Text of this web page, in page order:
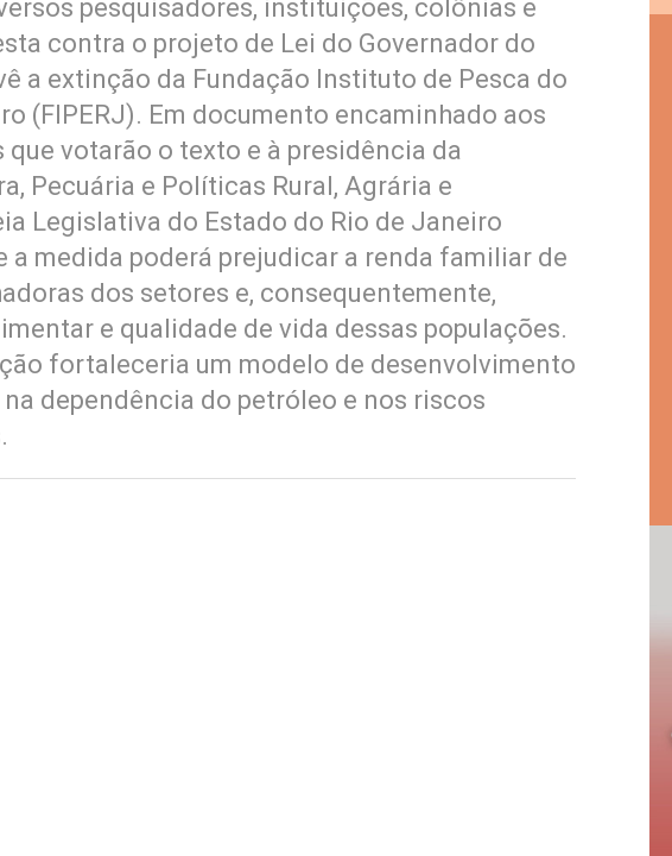
pesquisadores, instituições, colônias e
contra o projeto de Lei do Governador do
a extinção da Fundação Instituto de Pesca do
(FIPERJ). Em documento encaminhado aos
que votarão o texto e à presidência da
Pecuária e Políticas Rural, Agrária e
Legislativa do Estado do Rio de Janeiro
a medida poderá prejudicar a renda familiar de
dos setores e, consequentemente,
e qualidade de vida dessas populações.
fortaleceria um modelo de desenvolvimento
dependência do petróleo e nos riscos